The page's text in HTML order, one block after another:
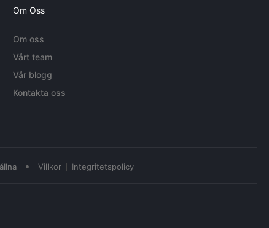
Om Oss
Om oss
Vårt team
Vår blogg
Kontakta oss
• Villkor Integritetspolicy